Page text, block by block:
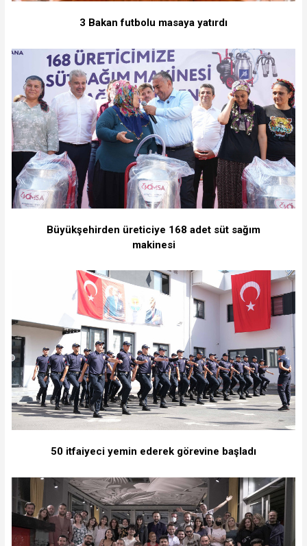
3 Bakan futbolu masaya yatırdı
Büyükşehirden üreticiye 168 adet süt sağım
makinesi
50 itfaiyeci yemin ederek görevine başladı